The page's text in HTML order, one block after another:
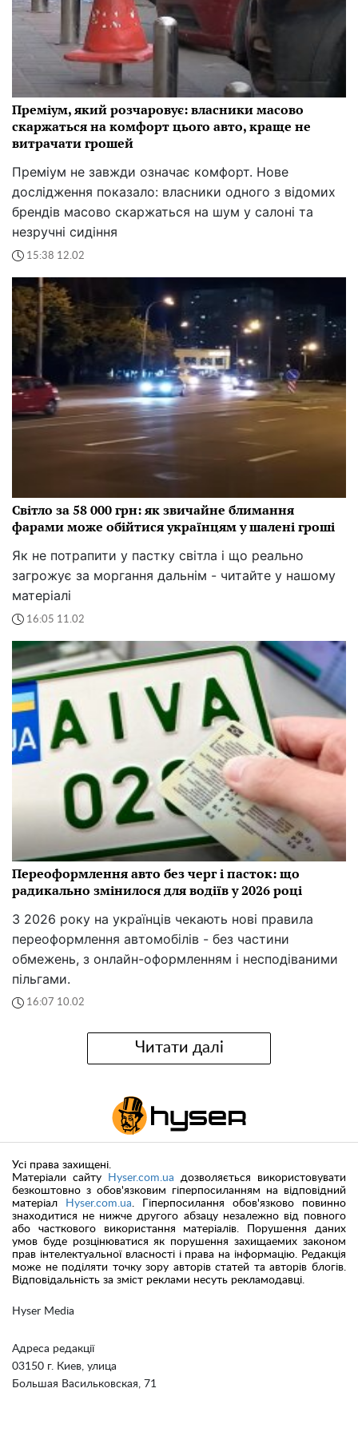
Преміум, який розчаровує: власники масово
скаржаться на комфорт цього авто, краще не
витрачати грошей
Преміум не завжди означає комфорт. Нове
дослідження показало: власники одного з відомих
брендів масово скаржаться на шум у салоні та
незручні сидіння
15:38 12.02
Світло за 58 000 грн: як звичайне блимання
фарами може обійтися українцям у шалені гроші
Як не потрапити у пастку світла і що реально
загрожує за моргання дальнім - читайте у нашому
матеріалі
16:05 11.02
Переоформлення авто без черг і пасток: що
радикально змінилося для водіїв у 2026 році
З 2026 року на українців чекають нові правила
переоформлення автомобілів - без частини
обмежень, з онлайн-оформленням і несподіваними
пільгами.
16:07 10.02
Читати далі
Hyser Media
Адреса редакції
03150 г. Киев, улица
Большая Васильковская, 71
Усі права захищені.
Матеріали сайту
Hyser.com.ua дозволяється використовувати
безкоштовно з обов'язковим гіперпосиланням на відповідний
матеріал
Hyser.com.ua. Гіперпосилання обов'язково повинно
знаходитися не нижче другого абзацу незалежно від повного
або часткового використання матеріалів. Порушення даних
умов буде розцінюватися як порушення захищаемих законом
прав інтелектуальної власності і права на інформацію. Редакція
може не поділяти точку зору авторів статей та авторів блогів.
Відповідальність за зміст реклами несуть рекламодавці.